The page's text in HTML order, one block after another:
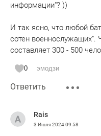
информации"? ))
И так ясно, что любой
сотен военнослужащих".
составляет 300 - 500
0 эмодзи
Ответить
Rais
3 Июля 202409:58